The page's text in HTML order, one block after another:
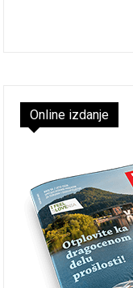
Online izdanje